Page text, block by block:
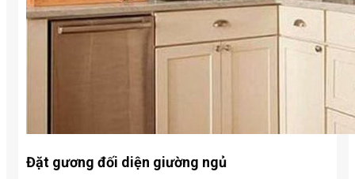
Đặt gương đối diện giường ngủ